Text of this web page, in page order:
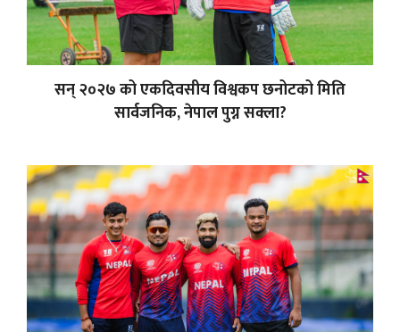
सन् २०२७ को एकदिवसीय विश्वकप छनोटको मिति
सार्वजनिक, नेपाल पुग्न सक्ला?